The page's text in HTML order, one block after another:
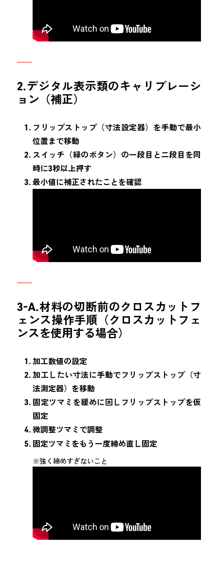
2.デジタル表示類のキャリブレーシ
ョン（補正）
フリップストップ（寸法設定器）を手動で最小
位置まで移動
スイッチ（緑のボタン）の一段目と二段目を同
時に3秒以上押す
最小値に補正されたことを確認
3-A.材料の切断前のクロスカットフ
ェンス操作手順（クロスカットフェ
ンスを使用する場合）
加工数値の設定
加工したい寸法に手動でフリップストップ（寸
法測定器）を移動
固定ツマミを緩めに回しフリップストップを仮
固定
微調整ツマミで調整
固定ツマミをもう一度締め直し固定
※強く締めすぎないこと